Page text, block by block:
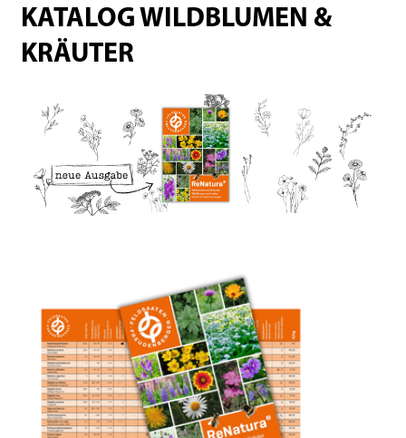
KATALOG WILDBLUMEN &
KRÄUTER